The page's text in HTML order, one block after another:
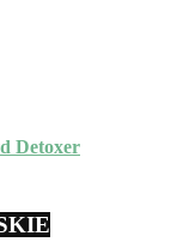
Detoxer